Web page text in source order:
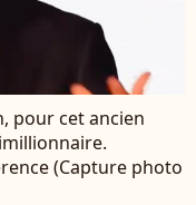
pour cet ancien
(Capture photo